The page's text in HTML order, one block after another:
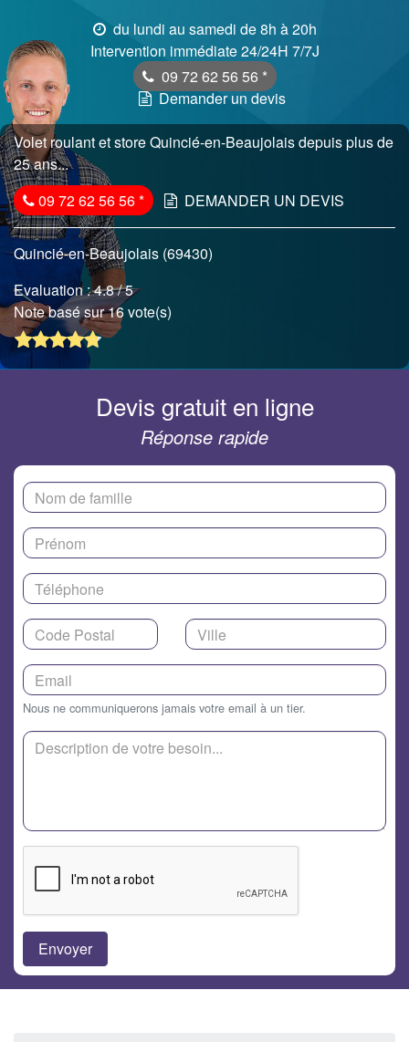
du lundi au samedi de 8h à 20h
Intervention immédiate 24/24H 7/7J
09 72 62 56 56 *
Demander un devis
Volet roulant et store Quincié-en-Beaujolais depuis plus de
25 ans...
09 72 62 56 56* DEMANDER UN DEVIS
Quincié-en-Beaujolais (69430)
Evaluation :4.8/ 5
Note basé sur 16 vote(s)
Devis gratuit en ligne
Réponse rapide
Nous ne communiquerons jamais votre email à un tier.